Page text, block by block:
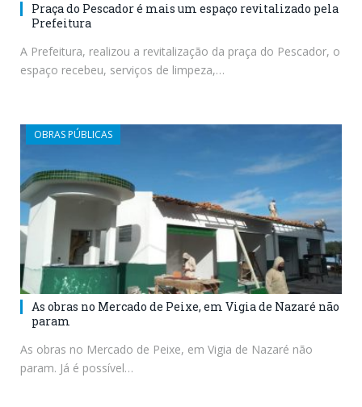
Praça do Pescador é mais um espaço revitalizado pela
Prefeitura
A Prefeitura, realizou a revitalização da praça do Pescador, o
espaço recebeu, serviços de limpeza,…
OBRAS PÚBLICAS
As obras no Mercado de Peixe, em Vigia de Nazaré não
param
As obras no Mercado de Peixe, em Vigia de Nazaré não
param. Já é possível…